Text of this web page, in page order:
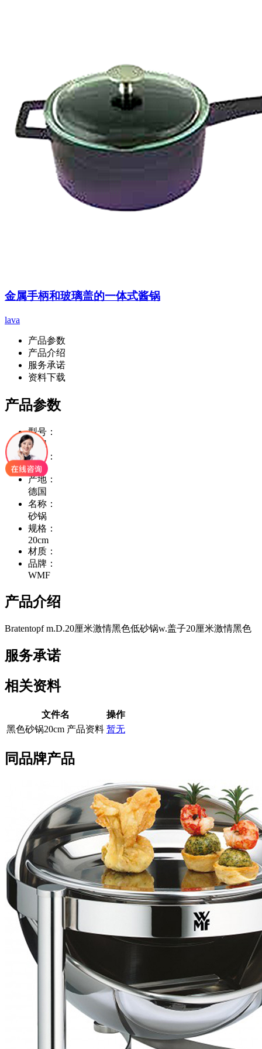
金属手柄和玻璃盖的一体式酱锅
lava
产品参数
产品介绍
服务承诺
资料下载
产品参数
型号：
砂锅
件装：
1
产地：
德国
名称：
砂锅
规格：
20cm
材质：
品牌：
WMF
产品介绍
Bratentopf m.D.20厘米激情黑色低砂锅w.盖子20厘米激情黑色
服务承诺
相关资料
文件名
操作
黑色砂锅20cm 产品资料 暂无
同品牌产品